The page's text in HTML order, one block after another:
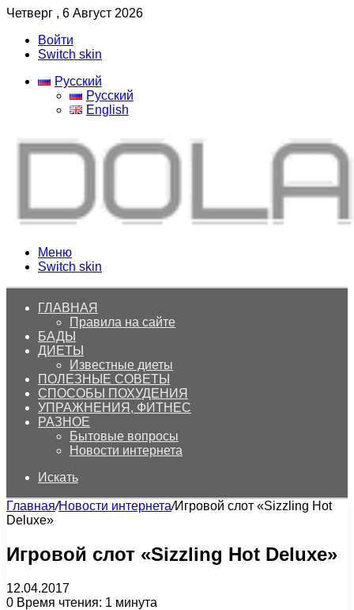
Четверг , 6 Август 2026
Войти
Switch skin
Русский
Русский
English
Меню
Switch skin
ГЛАВНАЯ
Правила на сайте
БАДЫ
ДИЕТЫ
Известные диеты
ПОЛЕЗНЫЕ СОВЕТЫ
СПОСОБЫ ПОХУДЕНИЯ
УПРАЖНЕНИЯ, ФИТНЕС
РАЗНОЕ
Бытовые вопросы
Новости интернета
Искать
Главная/Новости интернета/Игровой слот «Sizzling Hot
Deluxe»
Игровой слот «Sizzling Hot Deluxe»
12.04.2017
0 Время чтения: 1 минута